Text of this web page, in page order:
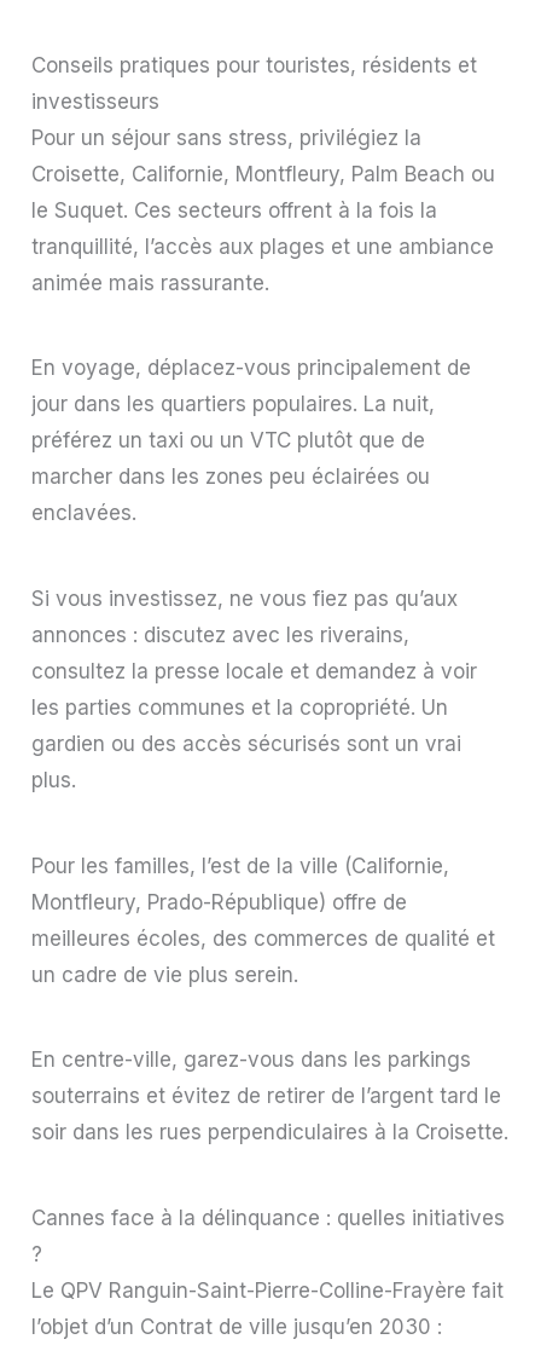
Conseils pratiques pour touristes, résidents et
investisseurs
Pour un séjour sans stress, privilégiez la
Croisette, Californie, Montfleury, Palm Beach ou
le Suquet. Ces secteurs offrent à la fois la
tranquillité, l’accès aux plages et une ambiance
animée mais rassurante.
En voyage, déplacez-vous principalement de
jour dans les quartiers populaires. La nuit,
préférez un taxi ou un VTC plutôt que de
marcher dans les zones peu éclairées ou
enclavées.
Si vous investissez, ne vous fiez pas qu’aux
annonces : discutez avec les riverains,
consultez la presse locale et demandez à voir
les parties communes et la copropriété. Un
gardien ou des accès sécurisés sont un vrai
plus.
Pour les familles, l’est de la ville (Californie,
Montfleury, Prado-République) offre de
meilleures écoles, des commerces de qualité et
un cadre de vie plus serein.
En centre-ville, garez-vous dans les parkings
souterrains et évitez de retirer de l’argent tard le
soir dans les rues perpendiculaires à la Croisette.
Cannes face à la délinquance : quelles initiatives
?
Le QPV Ranguin-Saint-Pierre-Colline-Frayère fait
l’objet d’un Contrat de ville jusqu’en 2030 :